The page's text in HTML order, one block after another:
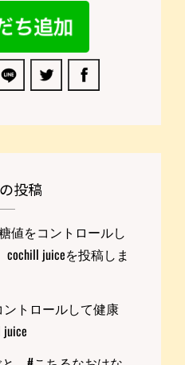
投稿
値をコントロールし
juiceを投稿しま
ントロールして健康